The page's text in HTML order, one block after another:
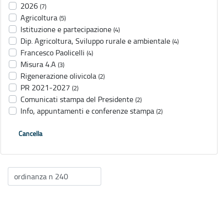
2026 (7)
Agricoltura (5)
Istituzione e partecipazione (4)
Dip. Agricoltura, Sviluppo rurale e ambientale (4)
Francesco Paolicelli (4)
Misura 4.A (3)
Rigenerazione olivicola (2)
PR 2021-2027 (2)
Comunicati stampa del Presidente (2)
Info, appuntamenti e conferenze stampa (2)
Cancella